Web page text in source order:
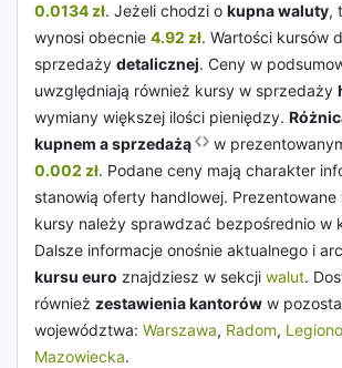
0.0134 zł. Jeżeli chodzi o kupna waluty,
wynosi obecnie 4.92 zł. Wartości kursów
sprzedaży detalicznej. Ceny w
uwzględniają również kursy w sprzedaży
wymiany większej ilości pieniędzy.
kupnem a sprzedażą
w
0.002 zł. Podane ceny mają charakter
stanowią oferty handlowej. Prezentowane
kursy należy sprawdzać bezpośrednio w
Dalsze informacje onośnie aktualnego i
kursu euro znajdziesz w sekcji walut.
również zestawienia kantorów w
województwa: Warszawa, Radom,
Mazowiecka.